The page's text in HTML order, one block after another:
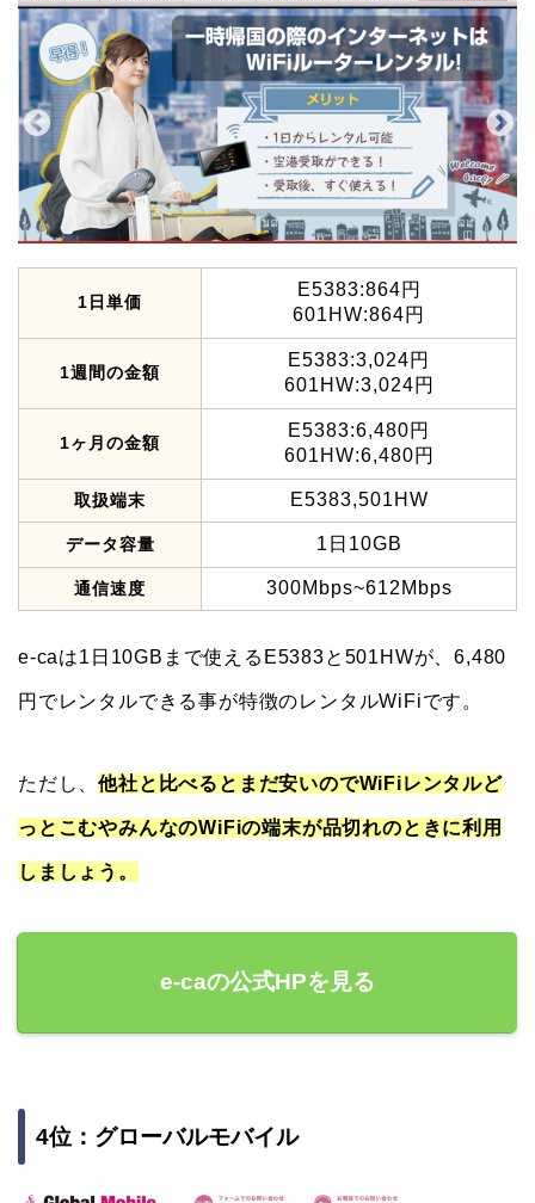
1日単価
E5383:864円
601HW:864円
1週間の金額
E5383:3,024円
601HW:3,024円
1ヶ月の金額
E5383:6,480円
601HW:6,480円
取扱端末 E5383,501HW
データ容量 1日10GB
通信速度 300Mbps~612Mbps
e-caは1日10GBまで使えるE5383と501HWが、6,480
円でレンタルできる事が特徴のレンタルWiFiです。
ただし、他社と比べるとまだ安いのでWiFiレンタルど
っとこむやみんなのWiFiの端末が品切れのときに利用
しましょう。
e-caの公式HPを見る
4位：グローバルモバイル